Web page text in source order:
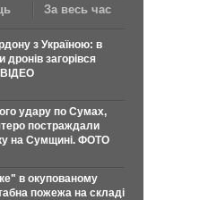
За весь час
з Україною: в
дронів загорівся
удару по Сумах,
постраждали
на Сумщині. ФОТО
в окупованому
пожежа на складі